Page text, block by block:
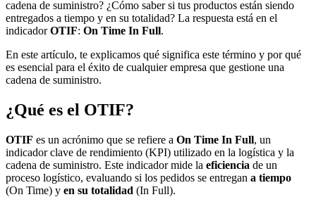
cadena de suministro? ¿Cómo saber si tus productos están siendo
entregados a tiempo y en su totalidad? La respuesta está en el
indicadorOTIF: On Time In Full.
En este artículo, te explicamos qué significa este término y por qué
es esencial para el éxito de cualquier empresa que gestione una
cadena de suministro.
¿Qué es el OTIF?
OTIF es un acrónimo que se refiere a On Time In Full, un
indicador clave de rendimiento (KPI) utilizado en la logística y la
cadena de suministro. Este indicador mide la eficiencia de un
proceso logístico, evaluando si los pedidos se entregan a tiempo
(On Time) y en su totalidad (In Full).